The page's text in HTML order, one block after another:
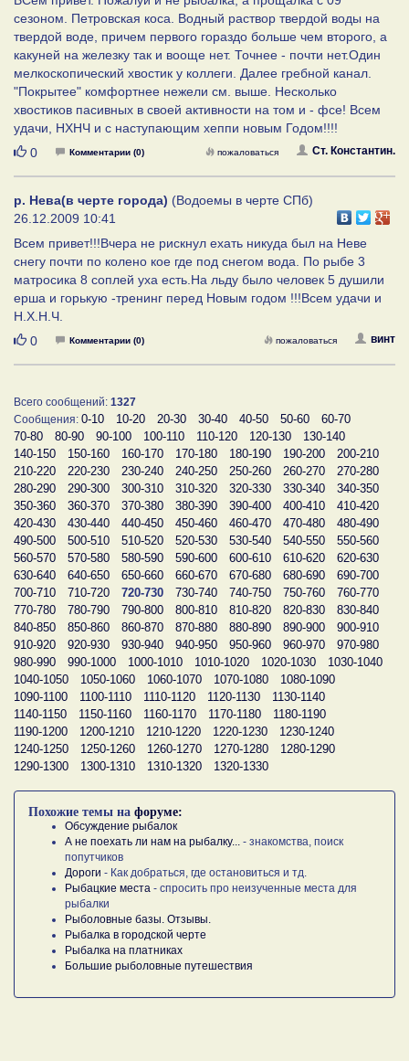
сезоном. Петровская коса. Водный раствор твердой воды на
твердой воде, причем первого гораздо больше чем второго, а
какуней на железку так и вооще нет. Точнее - почти нет.Один
мелкоскопический хвостик у коллеги. Далее гребной канал.
"Покрытее" комфортнее нежели см. выше. Несколько
хвостиков пасивных в своей активности на том и - фсе! Всем
удачи, НХНЧ и с наступающим хеппи новым Годом!!!!
Нравится
0 Комментарии (0) Ст. Константин.
пожаловаться
р. Нева(в черте города) (Водоемы в черте СПб)
26.12.2009 10:41
Всем привет!!!Вчера не рискнул ехать никуда был на Неве
снегу почти по колено кое где под снегом вода. По рыбе 3
матросика 8 соплей уха есть.На льду было человек 5 душили
ерша и горькую -тренинг перед Новым годом !!!Всем удачи и
Н.Х.Н.Ч.
Нравится
0 Комментарии (0) винт
пожаловаться
Всего сообщений: 1327
Сообщения: 0-10 10-20 20-30 30-40 40-50 50-60
60-70
70-80
80-90 90-100 100-110 110-120 120-130
130-140
140-150
150-160 160-170 170-180 180-190 190-200
200-210
210-220
220-230 230-240 240-250 250-260 260-270
270-280
280-290
290-300 300-310 310-320 320-330 330-340
340-350
350-360
360-370 370-380 380-390 390-400 400-410
410-420
420-430
430-440 440-450 450-460 460-470 470-480
480-490
490-500
500-510 510-520 520-530 530-540 540-550
550-560
560-570
570-580 580-590 590-600 600-610 610-620
620-630
630-640
640-650 650-660 660-670 670-680 680-690
690-700
700-710
710-720 720-730 730-740 740-750 750-760
760-770
770-780
780-790 790-800 800-810 810-820 820-830
830-840
840-850
850-860 860-870 870-880 880-890 890-900
900-910
910-920
920-930 930-940 940-950 950-960 960-970
970-980
980-990
990-1000 1000-1010 1010-1020 1020-1030
1030-1040
1040-1050
1050-1060 1060-1070 1070-1080
1080-1090
1090-1100
1100-1110 1110-1120 1120-1130
1130-1140
1140-1150
1150-1160 1160-1170 1170-1180
1180-1190
1190-1200
1200-1210 1210-1220 1220-1230
1230-1240
1240-1250
1250-1260 1260-1270 1270-1280
1280-1290
1290-1300
1300-1310 1310-1320 1320-1330
Похожие темы на форуме:
Обсуждение рыбалок
А не поехать ли нам на рыбалку...
- знакомства, поиск
попутчиков
Дороги - Как добраться, где остановиться и тд.
Рыбацкие места - спросить про неизученные места для
рыбалки
Рыболовные базы. Отзывы.
Рыбалка в городской черте
Рыбалка на платниках
Большие рыболовные путешествия